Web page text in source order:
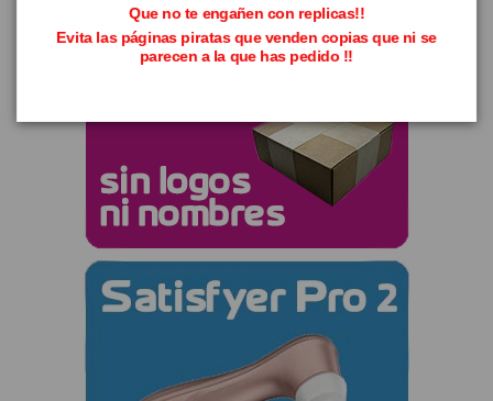
Que no te engañen con replicas!!
Evita las páginas piratas que venden copias que ni se
parecen a la que has pedido !!